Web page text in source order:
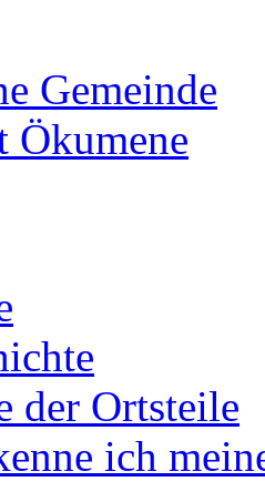
Gemeinde
Ökumene
der Ortsteile
ich